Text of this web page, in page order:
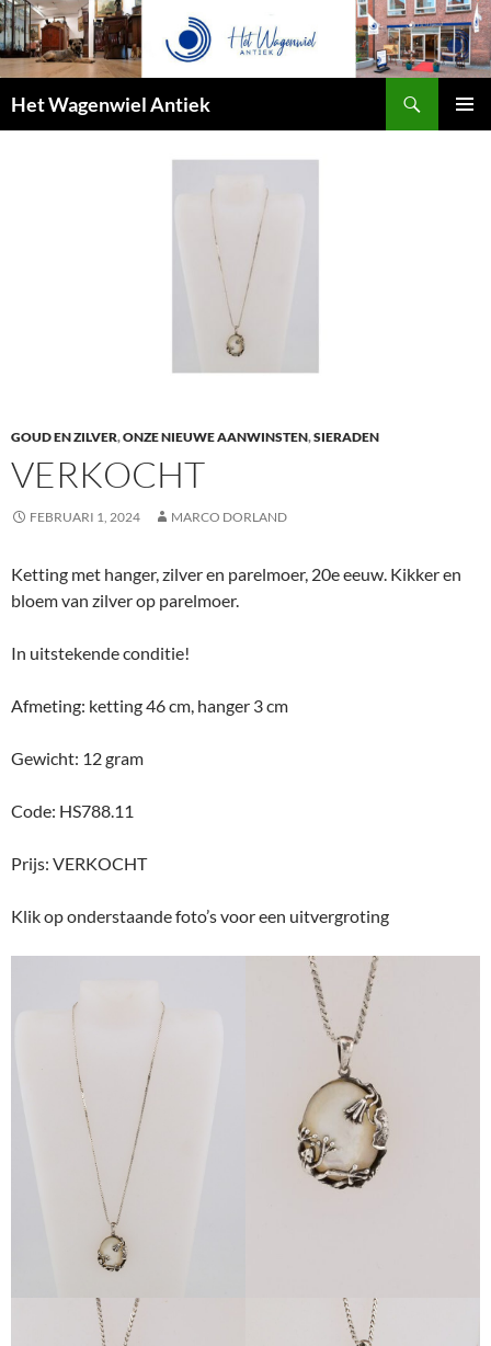
Het Wagenwiel Antiek
GOUD EN ZILVER,ONZE NIEUWE AANWINSTEN,SIERADEN
VERKOCHT
FEBRUARI 1, 2024 MARCO DORLAND
Ketting met hanger, zilver en parelmoer, 20e eeuw. Kikker en
bloem van zilver op parelmoer.
In uitstekende conditie!
Afmeting: ketting 46 cm, hanger 3 cm
Gewicht: 12 gram
Code: HS788.11
Prijs: VERKOCHT
Klik op onderstaande foto’s voor een uitvergroting